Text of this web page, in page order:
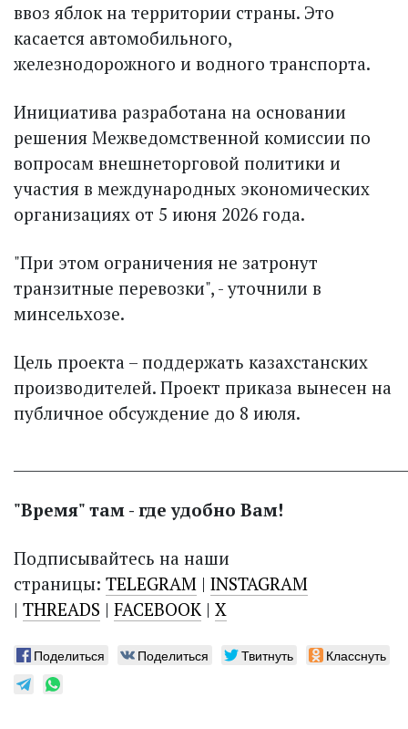
ввоз яблок на территории страны. Это
касается автомобильного,
железнодорожного и водного транспорта.
Инициатива разработана на основании
решения Межведомственной комиссии по
вопросам внешнеторговой политики и
участия в международных экономических
организациях от 5 июня 2026 года.
"При этом ограничения не затронут
транзитные перевозки", - уточнили в
минсельхозе.
Цель проекта – поддержать казахстанских
производителей. Проект приказа вынесен на
публичное обсуждение до 8 июля.
"Время" там - где удобно Вам!
Подписывайтесь на наши
страницы: TELEGRAM | INSTAGRAM
| THREADS | FACEBOOK| X
Поделиться Поделиться Твитнуть Класснуть